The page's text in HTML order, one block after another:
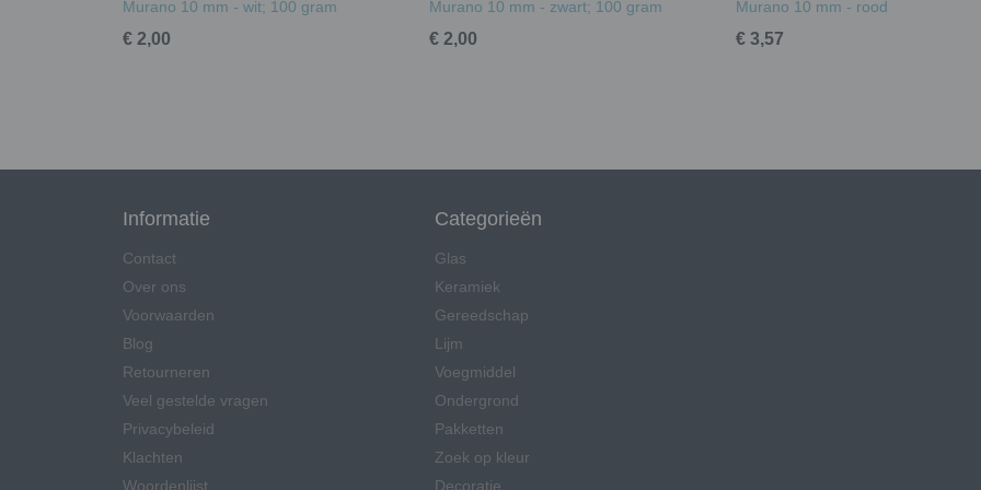
Murano 10 mm - wit; 100 gram
€ 2,00
Murano 10 mm - zwart; 100 gram
€ 2,00
Murano 10 mm - rood
€ 3,57
Informatie
Contact
Over ons
Voorwaarden
Blog
Retourneren
Veel gestelde vragen
Privacybeleid
Klachten
Woordenlijst
Categorieën
Glas
Keramiek
Gereedschap
Lijm
Voegmiddel
Ondergrond
Pakketten
Zoek op kleur
Decoratie